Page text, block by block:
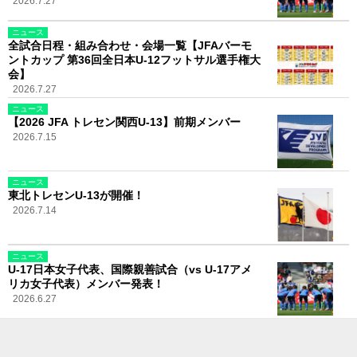
ニュース
全試合日程・組み合わせ・会場一覧【JFAバーモ
ントカップ 第36回全日本U-12フットサル選手権大
会】
2026.7.27
ニュース
【2026 JFA トレセン関西U-13】前期メンバー
2026.7.15
ニュース
東北トレセンU-13が開催！
2026.7.14
ニュース
U-17日本女子代表、国際親善試合（vs U-17アメ
リカ女子代表）メンバー発表！
2026.6.27